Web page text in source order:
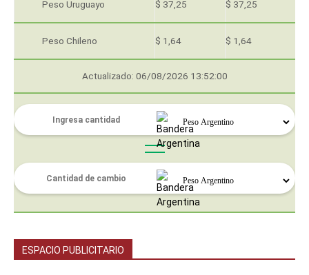
Peso Uruguayo $ 37,25 $ 37,25
Peso Chileno $ 1,64 $ 1,64
Actualizado: 06/08/2026 13:52:00
ESPACIO PUBLICITARIO